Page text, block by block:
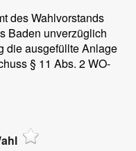
des Wahlvorstands
Baden unverzüglich
die ausgefüllte Anlage
§ 11 Abs. 2 WO-